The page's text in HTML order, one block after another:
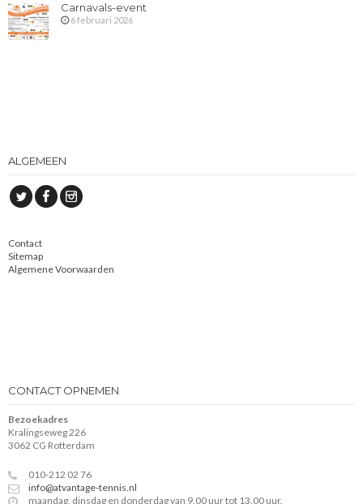
Carnavals-event
6 februari 2026
ALGEMEEN
Contact
Sitemap
Algemene Voorwaarden
CONTACT OPNEMEN
Bezoekadres
Kralingseweg 226
3062 CG Rotterdam
010-212 02 76
info@atvantage-tennis.nl
maandag, dinsdag en donderdag van 9.00 uur tot 13.00 uur.